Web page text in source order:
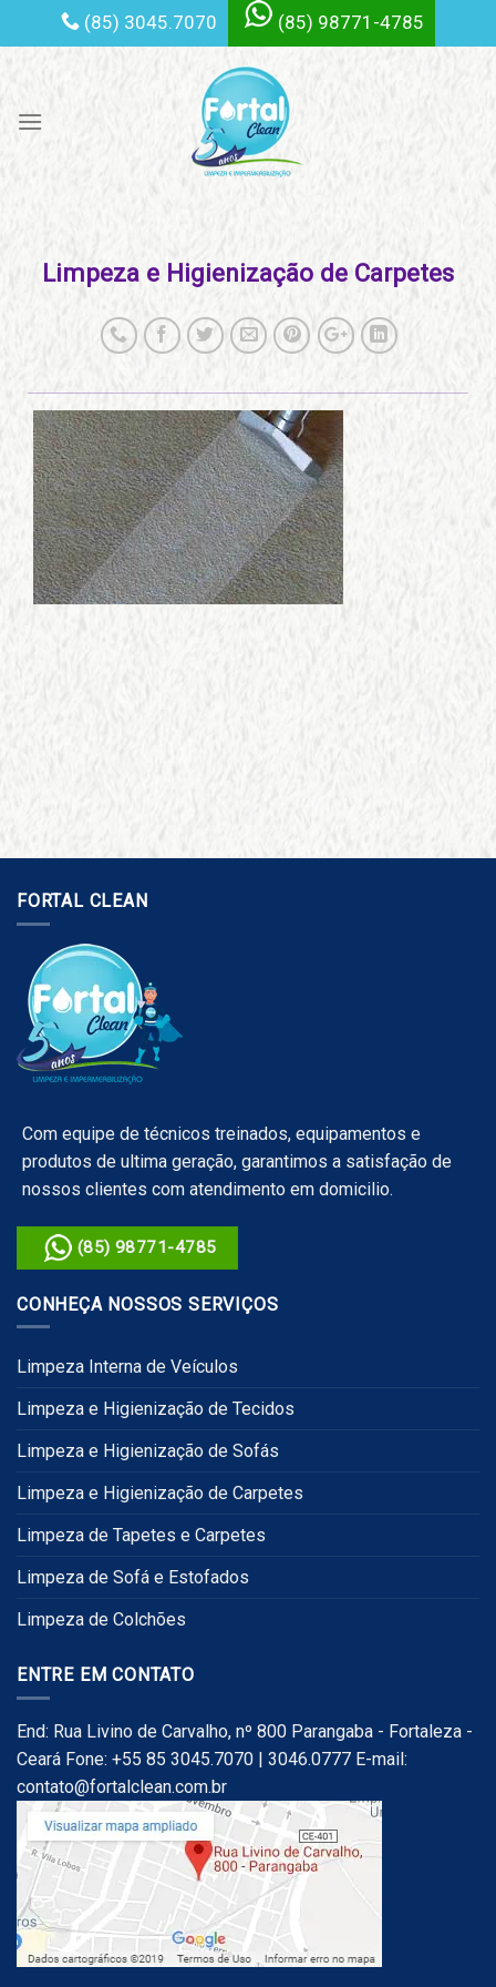
(85) 3045.7070 (85) 98771-4785
Limpeza e Higienização de Carpetes
FORTAL CLEAN
Com equipe de técnicos treinados, equipamentos e
produtos de ultima geração, garantimos a satisfação de
nossos clientes com atendimento em domicilio.
(85) 98771-4785
CONHEÇA NOSSOS SERVIÇOS
Limpeza Interna de Veículos
Limpeza e Higienização de Tecidos
Limpeza e Higienização de Sofás
Limpeza e Higienização de Carpetes
Limpeza de Tapetes e Carpetes
Limpeza de Sofá e Estofados
Limpeza de Colchões
ENTRE EM CONTATO
End: Rua Livino de Carvalho, nº 800 Parangaba - Fortaleza -
Ceará Fone: +55 85 3045.7070 | 3046.0777 E-mail:
contato@fortalclean.com.br